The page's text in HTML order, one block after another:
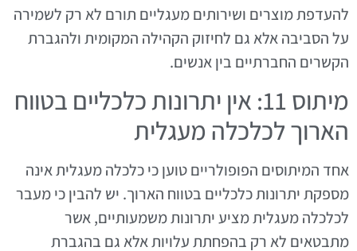
להעדפת מוצרים ושירותים מעגליים תורם לא רק לשמירה
על הסביבה אלא גם לחיזוק הקהילה המקומית ולהגברת
הקשרים החברתיים בין אנשים.
מיתוס 11: אין יתרונות כלכליים בטווח
הארוך לכלכלה מעגלית
אחד המיתוסים הפופולריים טוען כי כלכלה מעגלית אינה
מספקת יתרונות כלכליים בטווח הארוך. יש להבין כי מעבר
לכלכלה מעגלית מציע יתרונות משמעותיים, אשר
מתבטאים לא רק בהפחתת עלויות אלא גם בהגברת